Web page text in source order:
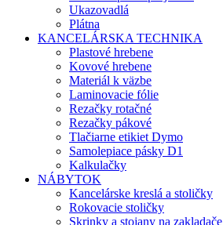
Ukazovadlá
Plátna
KANCELÁRSKA TECHNIKA
Plastové hrebene
Kovové hrebene
Materiál k väzbe
Laminovacie fólie
Rezačky rotačné
Rezačky pákové
Tlačiarne etikiet Dymo
Samolepiace pásky D1
Kalkulačky
NÁBYTOK
Kancelárske kreslá a stoličky
Rokovacie stoličky
Skrinky a stojany na zakladače